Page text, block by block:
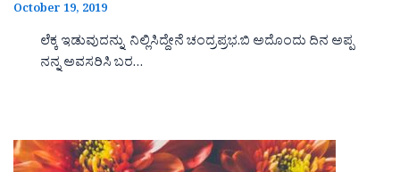
October 19, 2019
ಲೆಕ್ಕ ಇಡುವುದನ್ನು ನಿಲ್ಲಿಸಿದ್ದೇನೆ ಚಂದ್ರಪ್ರಭ.ಬಿ ಅದೊಂದು ದಿನ ಅಪ್ಪ
ನನ್ನ ಅವಸರಿಸಿ ಬರ…